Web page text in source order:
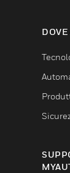
DOVE